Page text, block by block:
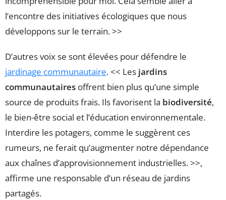
l’encontre des initiatives écologiques que nous
développons sur le terrain. >>
D’autres voix se sont élevées pour défendre le
jardinage communautaire. << Les jardins
communautaires offrent bien plus qu’une simple
source de produits frais. Ils favorisent la biodiversité,
le bien-être social et l’éducation environnementale.
Interdire les potagers, comme le suggèrent ces
rumeurs, ne ferait qu’augmenter notre dépendance
aux chaînes d’approvisionnement industrielles. >>,
affirme une responsable d’un réseau de jardins
partagés.